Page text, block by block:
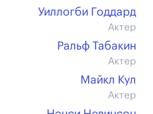
Уиллогби Годдард
Актер
Ральф Табакин
Актер
Майкл Кул
Актер